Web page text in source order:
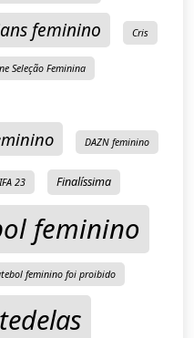
feminino Cris
Seleção Feminina
DAZN feminino
23 Finalíssima
feminino
feminino foi proibido